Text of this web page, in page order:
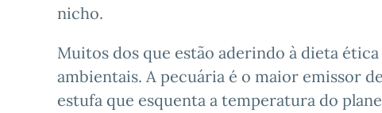
nicho.
Muitos dos que estão aderindo à dieta
ambientais. A pecuária é o maior emissor
estufa que esquenta a temperatura do